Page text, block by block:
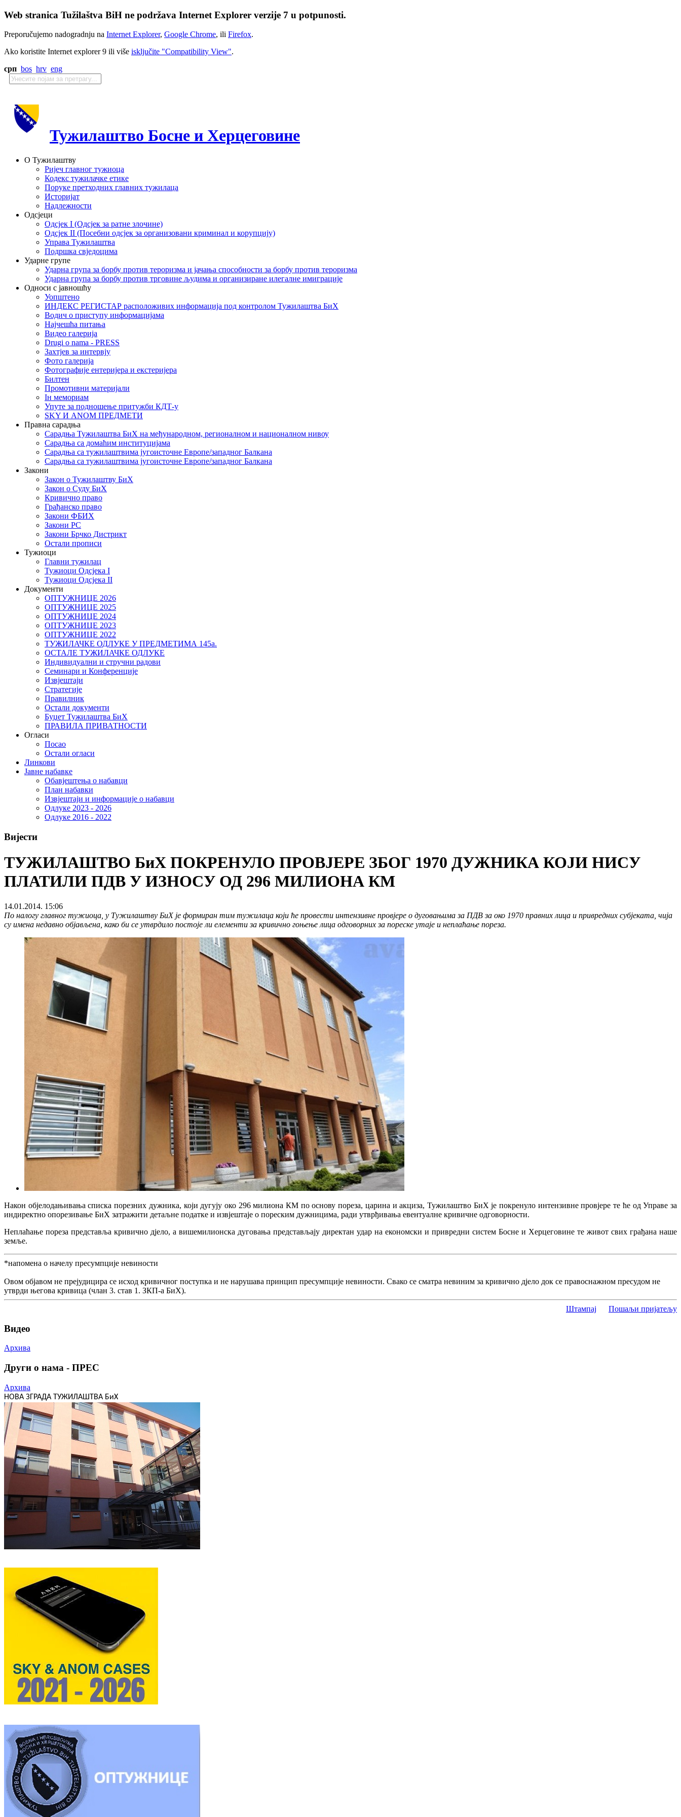
Web stranica Tužilaštva BiH ne podržava Internet Explorer verzije 7 u potpunosti.
Preporučujemo nadogradnju na Internet Explorer, Google Chrome, ili Firefox.
Ako koristite Internet explorer 9 ili više isključite "Compatibility View".
срп bos hrv eng
Тужилаштво Босне и Херцеговине
О Тужилаштву
Ријеч главног тужиоца
Кодекс тужилачке етике
Поруке претходних главних тужилаца
Историјат
Надлежности
Одсјеци
Одсјек I (Одсјек за ратне злочине)
Одсјек II (Посебни одсјек за организовани криминал и корупцију)
Управа Тужилаштва
Подршка свједоцима
Ударне групе
Ударна група за борбу против тероризма и јачања способности за борбу против тероризма
Ударна група за борбу против трговине људима и организиране илегалне имиграције
Односи с јавношћу
Уопштено
ИНДЕКС РЕГИСТАР расположивих информација под контролом Тужилаштва БиХ
Водич о приступу информацијама
Најчешћа питања
Видео галерија
Drugi o nama - PRESS
Захтјев за интервју
Фото галерија
Фотографије ентеријера и екстеријера
Билтен
Промотивни материјали
Iн мемориам
Упуте за подношење притужби КДТ-у
SKY И ANOM ПРЕДМЕТИ
Правна сарадња
Сарадња Тужилаштва БиХ на међународном, регионалном и националном нивоу
Сарадња са домаћим институцијама
Сарадња са тужилаштвима југоисточне Европе/западног Балкана
Сарадња са тужилаштвима југоисточне Европе/западног Балкана
Закони
Закон о Тужилаштву БиХ
Закон о Суду БиХ
Кривично право
Грађанско право
Закони ФБИХ
Закони РС
Закони Брчко Дистрикт
Остали прописи
Тужиоци
Главни тужилац
Тужиоци Oдсјекa I
Тужиоци Oдсјекa II
Документи
ОПТУЖНИЦЕ 2026
ОПТУЖНИЦЕ 2025
ОПТУЖНИЦЕ 2024
ОПТУЖНИЦЕ 2023
ОПТУЖНИЦЕ 2022
ТУЖИЛАЧКЕ ОДЛУКЕ У ПРЕДМЕТИМА 145а.
ОСТАЛЕ ТУЖИЛАЧКЕ ОДЛУКЕ
Индивидуални и стручни радови
Семинари и Конференције
Извјештаји
Стратегије
Правилник
Остали документи
Буџет Тужилаштва БиХ
ПРАВИЛА ПРИВАТНОСТИ
Огласи
Посао
Остали огласи
Линкови
Јавне набавке
Обавјештења о набавци
План набавки
Извјештаји и информације о набавци
Одлуке 2023 - 2026
Одлуке 2016 - 2022
Вијести
ТУЖИЛАШТВО БиХ ПОКРЕНУЛО ПРОВЈЕРЕ ЗБОГ 1970 ДУЖНИКА КОЈИ НИСУ
ПЛАТИЛИ ПДВ У ИЗНОСУ ОД 296 МИЛИОНА КМ
14.01.2014. 15:06
По налогу главног тужиоца, у Тужилаштву БиХ је формиран тим тужилаца који ће провести интензивне провјере о дуговањима за ПДВ за око 1970 правних лица и привредних субјеката, чија
су имена недавно објављена, како би се утврдило постоје ли елементи за кривично гоњење лица одговорних за пореске утаје и неплаћање пореза.
Након објелодањивања списка порезних дужника, који дугују око 296 милиона КМ по основу пореза, царина и акциза, Тужилаштво БиХ је покренуло интензивне провјере те ће од Управе за
индиректно опорезивање БиХ затражити детаљне податке и извјештаје о пореским дужницима, ради утврђивања евентуалне кривичне одговорности.
Неплаћање пореза представља кривично дјело, а вишемилионска дуговања представљају директан удар на економски и привредни систем Босне и Херцеговине те живот свих грађана наше
земље.
*напомена о начелу пресумпције невиности
Овом објавом не прејудицира се исход кривичног поступка и не нарушава принцип пресумпције невиности. Свако се сматра невиним за кривично дјело док се правоснажном пресудом не
утврди његова кривица (члан 3. став 1. ЗКП-а БиХ).
Штампај Пошаљи пријатељу
Видео
Архива
Други о нама - ПРЕС
Архива
НОВА ЗГРАДА ТУЖИЛАШТВА БиХ